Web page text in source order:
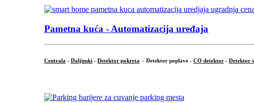
Pametna kuća - Automatizacija uređaja
Centrala - Daljinski - Detektor pokreta - Detektor poplave - CO detektor - Detektor